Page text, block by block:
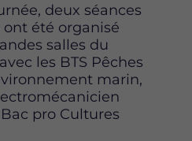
deux séances
été organisé
salles du
les BTS Pêches
marin,
pro Cultures